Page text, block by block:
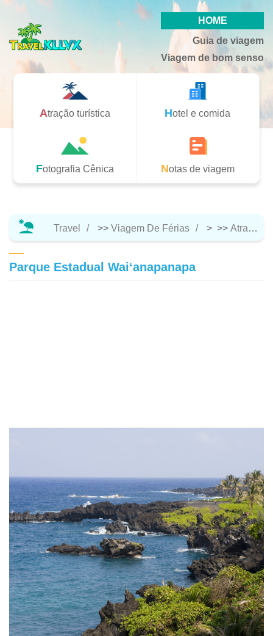
HOME
Guia de viagem
Viagem de bom senso
Atração turística Hotel e comida
Fotografia Cênica Notas de viagem
Travel >> Viagem De Férias > >> Atração Turística
Parque Estadual Waiʻanapanapa